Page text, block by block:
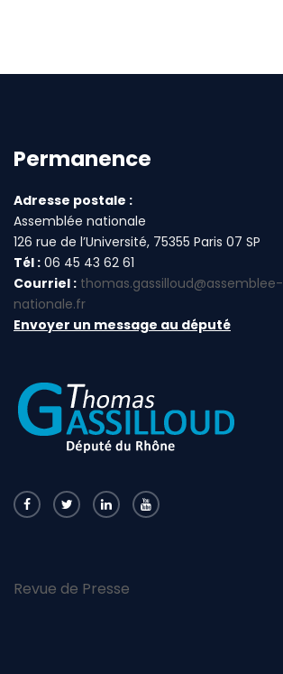
Permanence
Adresse postale :
Assemblée nationale
126 rue de l’Université, 75355 Paris 07 SP
Tél : 06 45 43 62 61
Courriel : thomas.gassilloud@assemblee-
nationale.fr
Envoyer un message au député
Revue de Presse